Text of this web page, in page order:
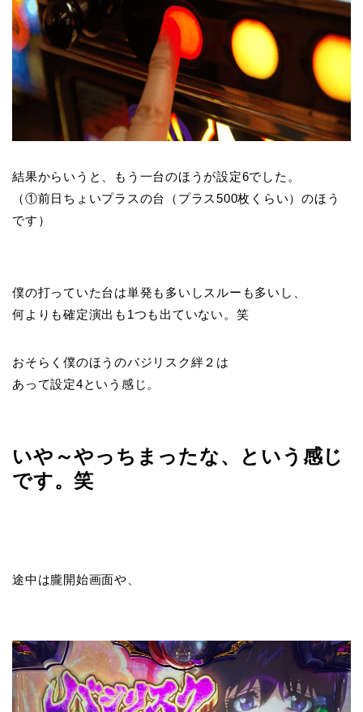
結果からいうと、もう一台のほうが設定6でした。
（①前日ちょいプラスの台（プラス500枚くらい）のほう
です）
僕の打っていた台は単発も多いしスルーも多いし、
何よりも確定演出も1つも出ていない。笑
おそらく僕のほうのバジリスク絆２は
あって設定4という感じ。
いや～やっちまったな、という感じ
です。笑
途中は朧開始画面や、